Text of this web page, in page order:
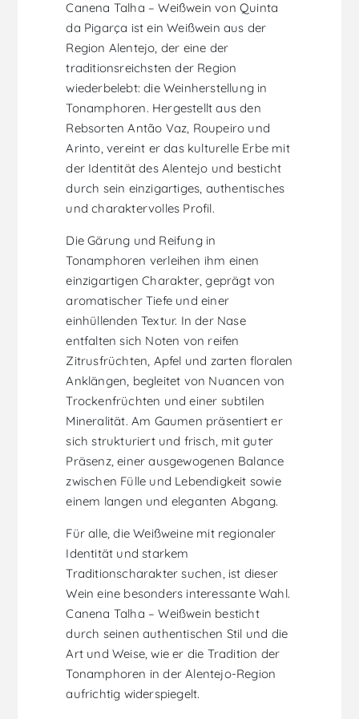
Canena Talha – Weißwein von Quinta
da Pigarça ist ein Weißwein aus der
Region Alentejo, der eine der
traditionsreichsten der Region
wiederbelebt: die Weinherstellung in
Tonamphoren. Hergestellt aus den
Rebsorten Antão Vaz, Roupeiro und
Arinto, vereint er das kulturelle Erbe mit
der Identität des Alentejo und besticht
durch sein einzigartiges, authentisches
und charaktervolles Profil.
Die Gärung und Reifung in
Tonamphoren verleihen ihm einen
einzigartigen Charakter, geprägt von
aromatischer Tiefe und einer
einhüllenden Textur. In der Nase
entfalten sich Noten von reifen
Zitrusfrüchten, Apfel und zarten floralen
Anklängen, begleitet von Nuancen von
Trockenfrüchten und einer subtilen
Mineralität. Am Gaumen präsentiert er
sich strukturiert und frisch, mit guter
Präsenz, einer ausgewogenen Balance
zwischen Fülle und Lebendigkeit sowie
einem langen und eleganten Abgang.
Für alle, die Weißweine mit regionaler
Identität und starkem
Traditionscharakter suchen, ist dieser
Wein eine besonders interessante Wahl.
Canena Talha – Weißwein besticht
durch seinen authentischen Stil und die
Art und Weise, wie er die Tradition der
Tonamphoren in der Alentejo-Region
aufrichtig widerspiegelt.